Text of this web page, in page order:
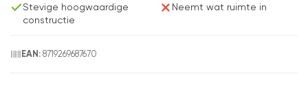
Stevige hoogwaardige
constructie
Neemt wat ruimte in
EAN: 8719269687670